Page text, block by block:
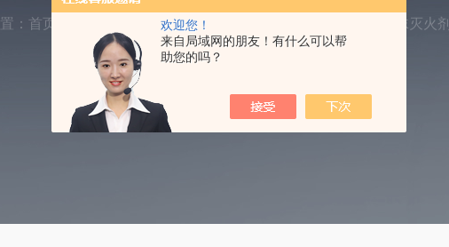
欢迎您！
来自局域网的朋友！有什么可以帮
助您的吗？
： 首页 G高倍数泡沫灭火剂 6%G高倍数泡沫灭火剂